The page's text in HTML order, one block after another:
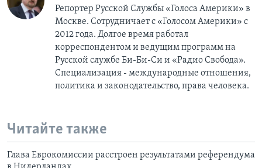
Репортер Русской Службы «Голоса Америки» в
Москве. Сотрудничает с «Голосом Америки» с
2012 года. Долгое время работал
корреспондентом и ведущим программ на
Русской службе Би-Би-Си и «Радио Свобода».
Специализация - международные отношения,
политика и законодательство, права человека.
Читайте также
Глава Еврокомиссии расстроен результатами референдума